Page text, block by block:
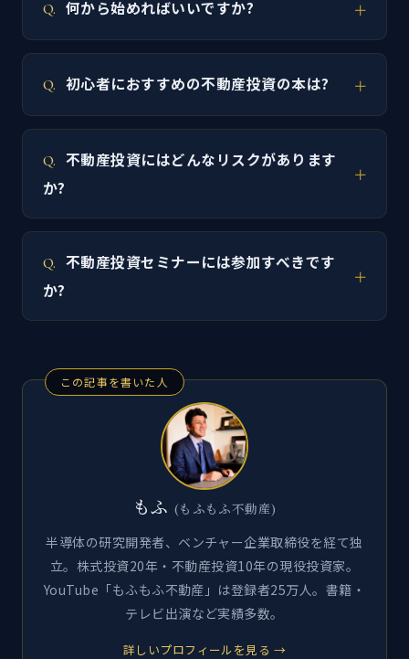
何から始めればいいですか?
初心者におすすめの不動産投資の本は?
不動産投資にはどんなリスクがあります
か?
不動産投資セミナーには参加すべきです
か?
この記事を書いた人
もふ (もふもふ不動産)
半導体の研究開発者、ベンチャー企業取締役を経て独
立。株式投資20年・不動産投資10年の現役投資家。
YouTube「もふもふ不動産」は登録者25万人。書籍・
テレビ出演など実績多数。
詳しいプロフィールを見る →